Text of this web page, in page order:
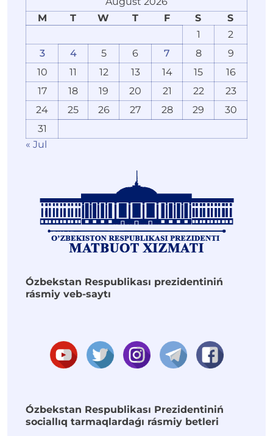
M
T W T F S
S
1
2
3
4 5 6 7 8
9
10
11 12 13 14 15
16
17
18 19 20 21 22
23
24
25 26 27 28 29
30
31
« Jul
Ózbekstan Respublikası prezidentiniń
rásmiy veb-saytı
Ózbekstan Respublikası Prezidentiniń
sociallıq tarmaqlardaǵı rásmiy betleri